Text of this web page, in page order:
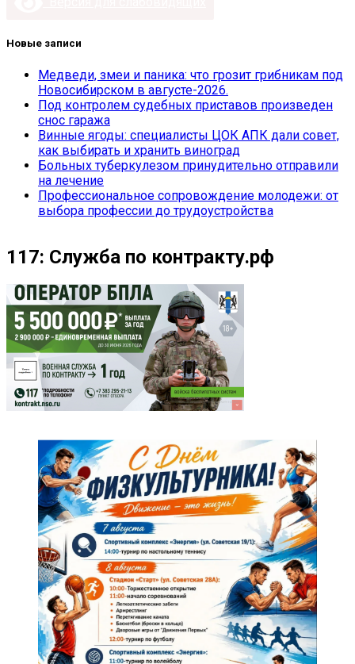
Новые записи
Медведи, змеи и паника: что грозит грибникам под
Новосибирском в августе-2026.
Под контролем судебных приставов произведен
снос гаража
Винные ягоды: специалисты ЦОК АПК дали совет,
как выбирать и хранить виноград
Больных туберкулезом принудительно отправили
на лечение
Профессиональное сопровождение молодежи: от
выбора профессии до трудоустройства
117: Служба по контракту.рф